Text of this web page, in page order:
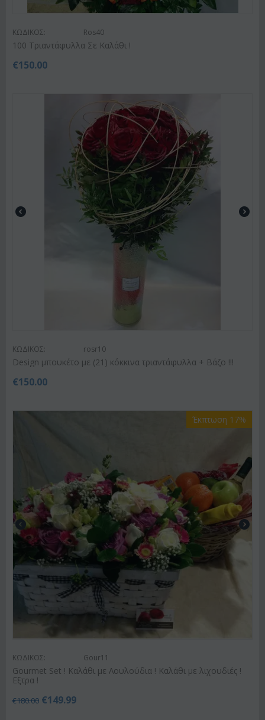
ΚΩΔΙΚΟΣ: Ros40
100 Τριαντάφυλλα Σε Καλάθι !
€150.00
ΚΩΔΙΚΟΣ: rosr10
Design μπουκέτο με (21) κόκκινα τριαντάφυλλα + Βάζο !!!
€150.00
Έκπτωση 17%
ΚΩΔΙΚΟΣ: Gour11
Gourmet Set ! Καλάθι με Λουλούδια ! Καλάθι με λιχουδιές !
Εξτρα !
€180.00 €149.99